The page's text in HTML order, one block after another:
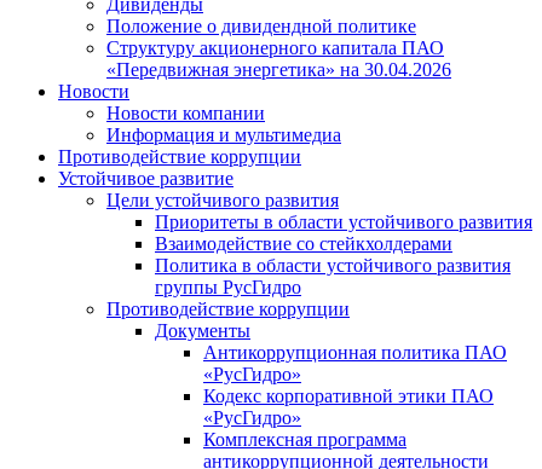
Дивиденды
Положение о дивидендной политике
Структуру акционерного капитала ПАО
«Передвижная энергетика» на 30.04.2026
Новости
Новости компании
Информация и мультимедиа
Противодействие коррупции
Устойчивое развитие
Цели устойчивого развития
Приоритеты в области устойчивого развития
Взаимодействие со стейкхолдерами
Политика в области устойчивого развития
группы РусГидро
Противодействие коррупции
Документы
Антикоррупционная политика ПАО
«РусГидро»
Кодекс корпоративной этики ПАО
«РусГидро»
Комплексная программа
антикоррупционной деятельности